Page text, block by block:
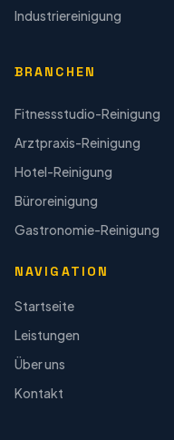
Industriereinigung
BRANCHEN
Fitnessstudio-Reinigung
Arztpraxis-Reinigung
Hotel-Reinigung
Büroreinigung
Gastronomie-Reinigung
NAVIGATION
Startseite
Leistungen
Über uns
Kontakt